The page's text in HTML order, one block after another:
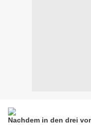
Nachdem in den drei